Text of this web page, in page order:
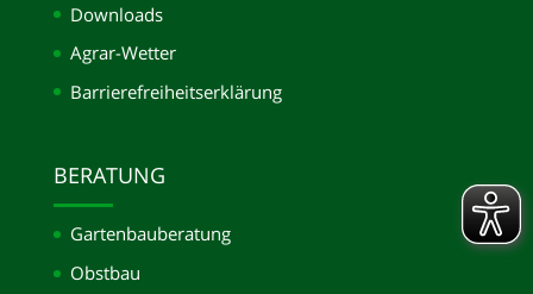
Downloads
Agrar-Wetter
Barrierefreiheitserklärung
BERATUNG
Gartenbauberatung
Obstbau